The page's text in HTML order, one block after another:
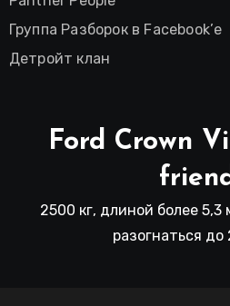
Группа Разборок в Facebook’е
Детройт клан
Ford Crown
2500 кг, длиной более
разогнаться